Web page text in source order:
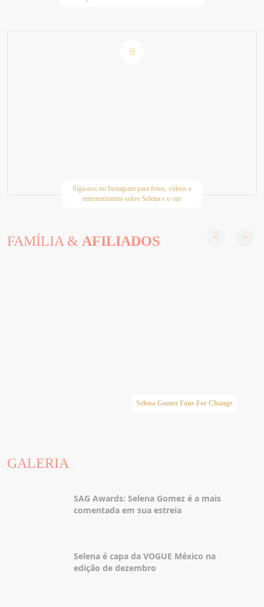
Siga-nos no Instagram para fotos, vídeos e
entretenimento sobre Selena e o site
FAMÍLIA & AFILIADOS
Selena Gomez Fans For Change
GALERIA
SAG Awards: Selena Gomez é a mais
comentada em sua estreia
Selena é capa da VOGUE México na
edição de dezembro